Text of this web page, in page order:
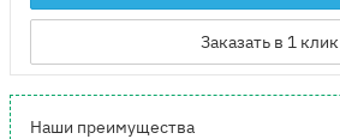
Заказать в 1 клик
Наши преимущества